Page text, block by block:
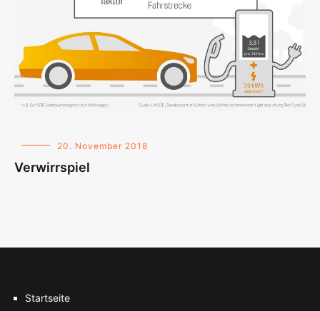
20. November 2018
Verwirrspiel
Startseite